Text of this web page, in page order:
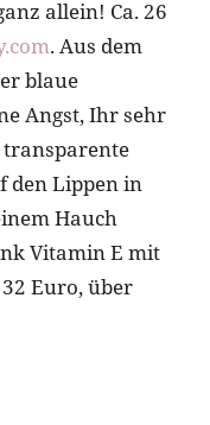
allein! Ca. 26
. Aus dem
blaue
Angst, Ihr sehr
den Lippen in
Hauch
Vitamin E mit
Euro, über